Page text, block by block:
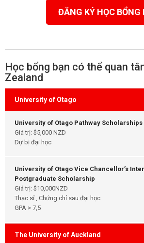
ĐĂNG KÝ HỌC BỔNG
Học bổng bạn có thể quan
Zealand
University of Otago
University of Otago Pathway Scholarships
Giá trị: $5,000 NZD
Dự bị đại học
University of Otago Vice Chancellor’s
Postgraduate Scholarship
Giá trị: $10,000NZD
Thạc sĩ , Chứng chỉ sau đại học
GPA > 7,5
The University of Auckland